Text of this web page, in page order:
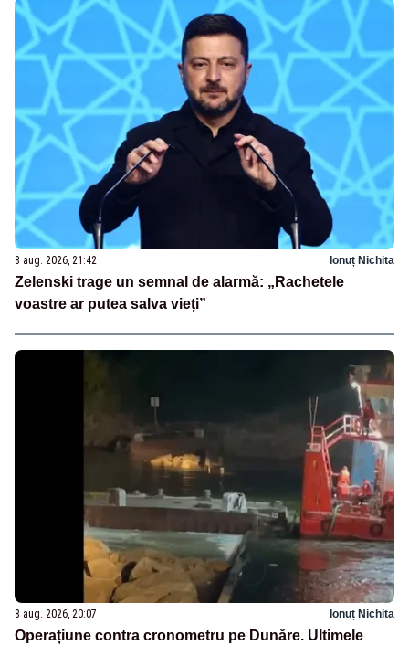
8 aug. 2026, 21:42 Ionuț Nichita
Zelenski trage un semnal de alarmă: „Rachetele
voastre ar putea salva vieți”
8 aug. 2026, 20:07 Ionuț Nichita
Operațiune contra cronometru pe Dunăre. Ultimele